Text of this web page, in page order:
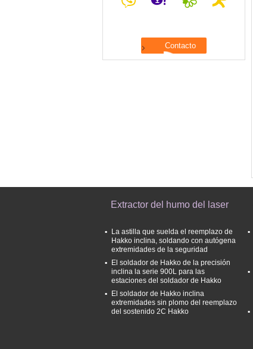
Extractor del humo del laser
La astilla que suelda el reemplazo de
Hakko inclina, soldando con autógena
extremidades de la seguridad
El soldador de Hakko de la precisión
inclina la serie 900L para las
estaciones del soldador de Hakko
El soldador de Hakko inclina
extremidades sin plomo del reemplazo
del sostenido 2C Hakko